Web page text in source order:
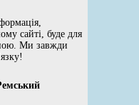
сайті, буде для
Ми завжди